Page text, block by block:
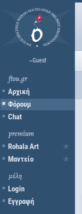
~Guest
ftou.gr
Αρχική
Φόρουμ
Chat
premium
Rohala Art
Μαντείο
μέλη
Login
Εγγραφή